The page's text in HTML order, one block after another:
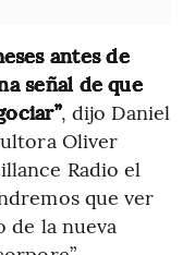
antes de
señal de que
, dijo Daniel
Oliver
Radio el
que ver
de la nueva